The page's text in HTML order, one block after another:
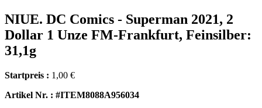
NIUE. DC Comics - Superman 2021, 2
Dollar 1 Unze FM-Frankfurt, Feinsilber:
31,1g
Startpreis : 1,00 €
Artikel Nr. : #ITEM8088A956034